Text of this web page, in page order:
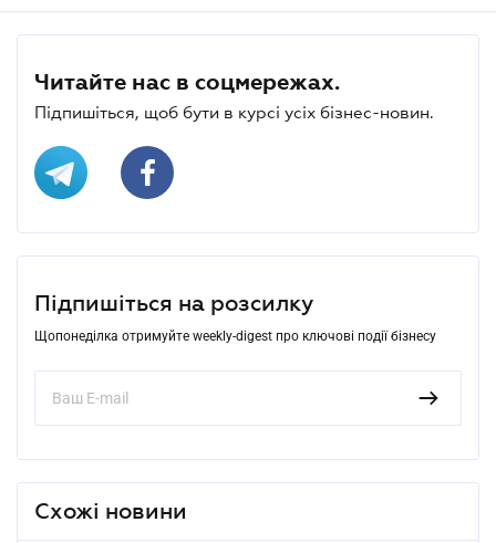
Читайте нас в соцмережах.
Підпишіться, щоб бути в курсі усіх бізнес-новин.
Підпишіться на розсилку
Щопонеділка отримуйте weekly-digest про ключові події бізнесу
Схожі новини